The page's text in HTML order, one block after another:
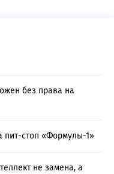
без права на
пит-стоп «Формулы-1»
не замена, а